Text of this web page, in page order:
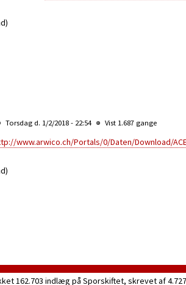
Torsdag d. 1/2/2018 - 22:54 Vist 1.687 gange
www.arwico.ch/Portals/0/Daten/Download/
162.703 indlæg på Sporskiftet, skrevet af